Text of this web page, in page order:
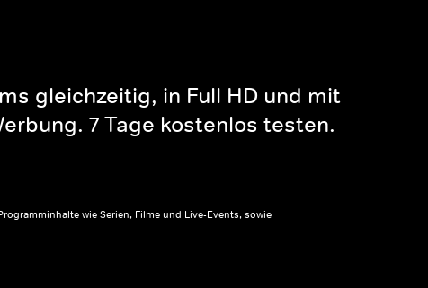
gleichzeitig, in Full HD und mit
7 Tage kostenlos testen.
wie Serien, Filme und Live-Events, sowie